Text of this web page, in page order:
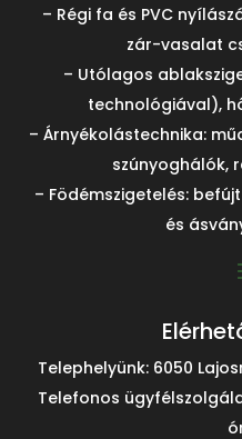
– Régi fa és PVC
zár-vasalat
– Utólagos
technológiával),
– Árnyékolástechnika:
szúnyoghálók,
– Födémszigetelés:
és
Telephelyünk: 6050
Telefonos